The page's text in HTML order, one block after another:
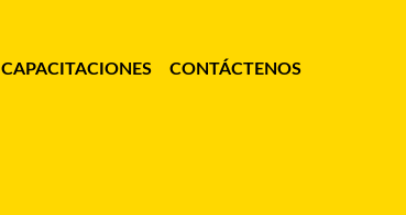
CAPACITACIONES CONTÁCTENOS